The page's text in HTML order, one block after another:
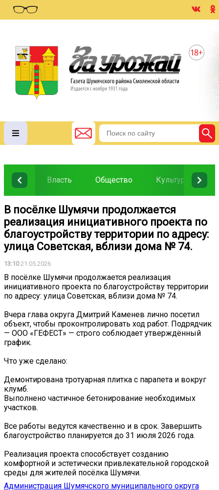
Власть Общество Культура
В посёлке Шумячи продолжается
реализация инициативного проекта по
благоустройству территории по адресу:
улица Советская, вблизи дома № 74.
13:1021.05.2026
В посёлке Шумячи продолжается реализация
инициативного проекта по благоустройству территории
по адресу: улица Советская, вблизи дома № 74.
Вчера глава округа Дмитрий Каменев лично посетил
объект, чтобы проконтролировать ход работ. Подрядчик
— ООО «ГЕФЕСТ» — строго соблюдает утверждённый
график.
Что уже сделано:
Демонтирована тротуарная плитка с парапета и вокруг
клумб.
Выполнено частичное бетонирование необходимых
участков.
Все работы ведутся качественно и в срок. Завершить
благоустройство планируется до 31 июля 2026 года.
Реализация проекта способствует созданию
комфортной и эстетически привлекательной городской
среды для жителей посёлка Шумячи.
Администрация Шумячского муниципального округа